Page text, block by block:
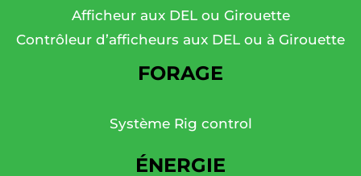
Afficheur aux DEL ou Girouette
Contrôleur d’afficheurs aux DEL ou à Girouette
FORAGE
Système Rig control
ÉNERGIE